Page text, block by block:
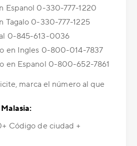
Espanol 0-330-777-1220
Tagalo 0-330-777-1225
0-845-613-0036
en Ingles 0-800-014-7837
en Espanol 0-800-652-7861
marca el número al que
Código de ciudad +